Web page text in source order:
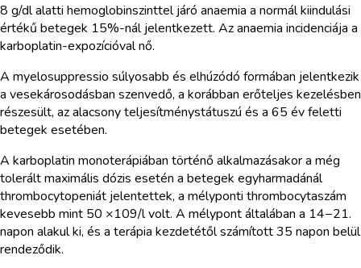
8 g/dl alatti hemoglobinszinttel járó anaemia a normál kiindulási
értékű betegek 15%-nál jelentkezett. Az anaemia incidenciája a
karboplatin-expozícióval nő.
A myelosuppressio súlyosabb és elhúzódó formában jelentkezik
a vesekárosodásban szenvedő, a korábban erőteljes kezelésben
részesült, az alacsony teljesítménystátuszú és a 65 év feletti
betegek esetében.
A karboplatin monoterápiában történő alkalmazásakor a még
tolerált maximális dózis esetén a betegek egyharmadánál
thrombocytopeniát jelentettek, a mélyponti thrombocytaszám
kevesebb mint 50 ×109/l volt. A mélypont általában a 14−21.
napon alakul ki, és a terápia kezdetétől számított 35 napon belül
rendeződik.